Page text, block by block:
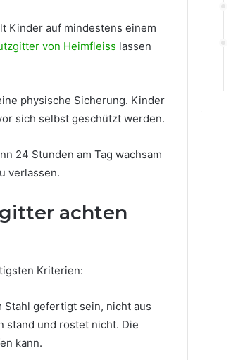
Kinder auf mindestens einem
von Heimfleiss lassen
physische Sicherung. Kinder
sich selbst geschützt werden.
24 Stunden am Tag wachsam
verlassen.
achten
Kriterien:
gefertigt sein, nicht aus
stand und rostet nicht. Die
kann.